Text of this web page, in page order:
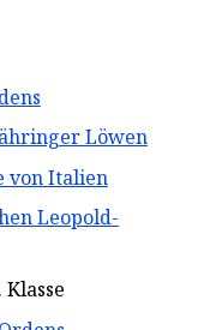
Löwen
von Italien
Leopold-